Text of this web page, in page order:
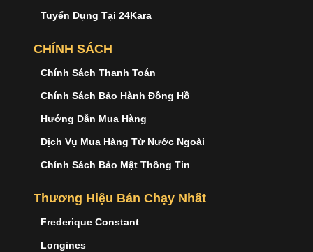
Tuyển Dụng Tại 24Kara
CHÍNH SÁCH
Chính Sách Thanh Toán
Chính Sách Bảo Hành Đồng Hồ
Hướng Dẫn Mua Hàng
Dịch Vụ Mua Hàng Từ Nước Ngoài
Chính Sách Bảo Mật Thông Tin
Thương Hiệu Bán Chạy Nhất
Frederique Constant
Longines